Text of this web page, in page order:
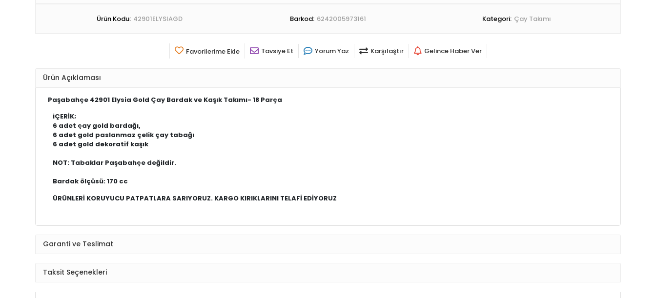
Ürün Kodu: 42901ELYSIAGD Barkod: 6242005973161 Kategori: Çay Takımı
Favorilerime Ekle Tavsiye Et Yorum Yaz Karşılaştır Gelince Haber Ver
Ürün Açıklaması
Paşabahçe 42901 Elysia Gold Çay Bardak ve Kaşık Takımı- 18 Parça
iÇERİK;
6 adet çay gold bardağı,
6 adet gold paslanmaz çelik çay tabağı
6 adet gold dekoratif kaşık
NOT: Tabaklar Paşabahçe değildir.
Bardak ölçüsü: 170 cc
ÜRÜNLERİ KORUYUCU PATPATLARA SARIYORUZ. KARGO KIRIKLARINI TELAFİ EDİYORUZ
Garanti ve Teslimat
Taksit Seçenekleri